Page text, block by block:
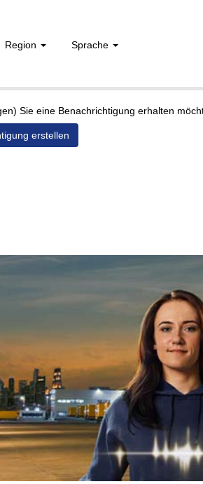
Region Sprache
Sie eine Benachrichtigung erhalten
erstellen